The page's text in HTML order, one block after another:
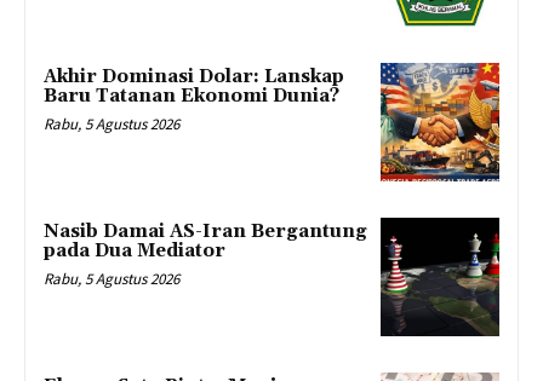
Akhir Dominasi Dolar: Lanskap
Baru Tatanan Ekonomi Dunia?
Rabu, 5 Agustus 2026
Nasib Damai AS-Iran Bergantung
pada Dua Mediator
Rabu, 5 Agustus 2026